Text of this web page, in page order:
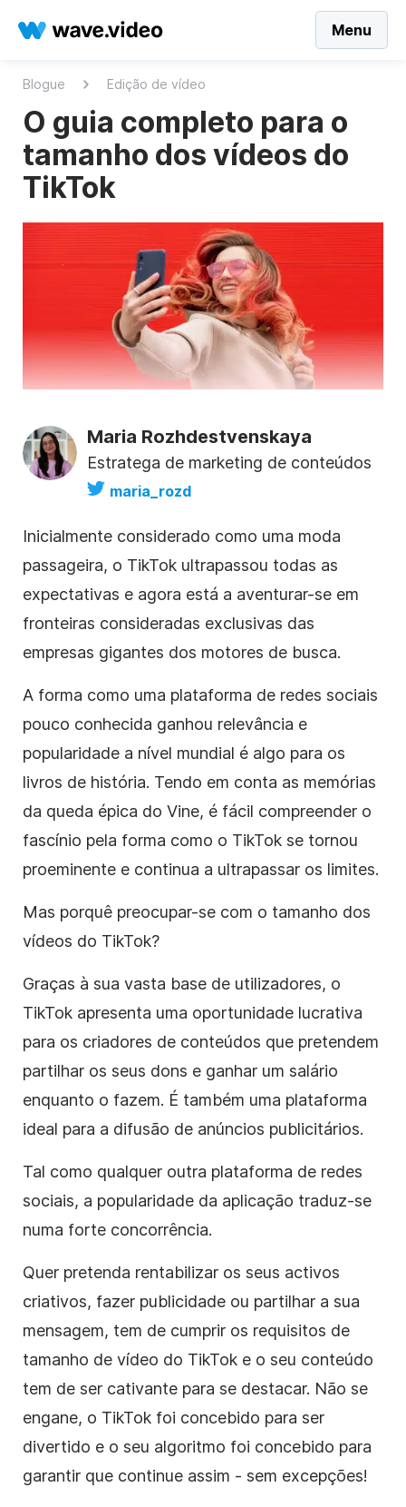
Menu
Blogue Edição de vídeo
O guia completo para o
tamanho dos vídeos do
TikTok
Maria Rozhdestvenskaya
Estratega de marketing de conteúdos
maria_rozd
Inicialmente considerado como uma moda
passageira, o TikTok ultrapassou todas as
expectativas e agora está a aventurar-se em
fronteiras consideradas exclusivas das
empresas gigantes dos motores de busca.
A forma como uma plataforma de redes sociais
pouco conhecida ganhou relevância e
popularidade a nível mundial é algo para os
livros de história. Tendo em conta as memórias
da queda épica do Vine, é fácil compreender o
fascínio pela forma como o TikTok se tornou
proeminente e continua a ultrapassar os limites.
Mas porquê preocupar-se com o tamanho dos
vídeos do TikTok?
Graças à sua vasta base de utilizadores, o
TikTok apresenta uma oportunidade lucrativa
para os criadores de conteúdos que pretendem
partilhar os seus dons e ganhar um salário
enquanto o fazem. É também uma plataforma
ideal para a difusão de anúncios publicitários.
Tal como qualquer outra plataforma de redes
sociais, a popularidade da aplicação traduz-se
numa forte concorrência.
Quer pretenda rentabilizar os seus activos
criativos, fazer publicidade ou partilhar a sua
mensagem, tem de cumprir os requisitos de
tamanho de vídeo do TikTok e o seu conteúdo
tem de ser cativante para se destacar. Não se
engane, o TikTok foi concebido para ser
divertido e o seu algoritmo foi concebido para
garantir que continue assim - sem excepções!